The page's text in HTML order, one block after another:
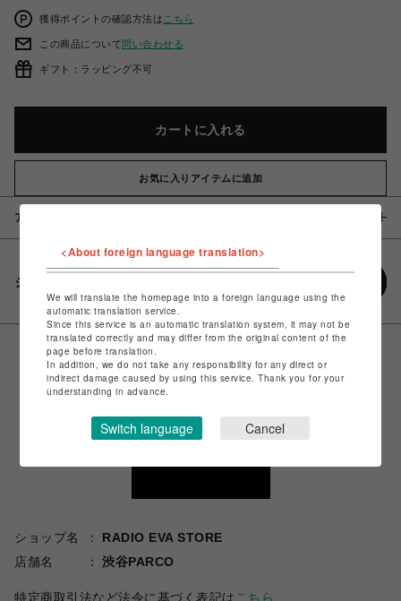
獲得ポイントの確認方法は こちら
この商品について問い合わせる
ギフト：ラッピング不可
カートに入れる
お気に入りアイテムに追加
アイテム説明 / 素材
シェアする
ショップ名
RADIO EVA STORE
店舗名
渋谷PARCO
特定商取引法など法令に基づく表記は こちら
<About foreign language translation>
We will translate the homepage into a foreign language using the
automatic translation service.
Since this service is an automatic translation system, it may not be
translated correctly and may differ from the original content of the
page before translation.
In addition, we do not take any responsibility for any direct or
indirect damage caused by using this service. Thank you for your
understanding in advance.
Switch language Cancel